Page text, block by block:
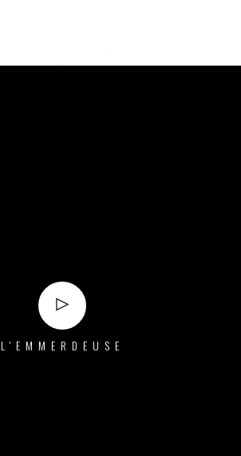
L'EMMERDEUSE
Play